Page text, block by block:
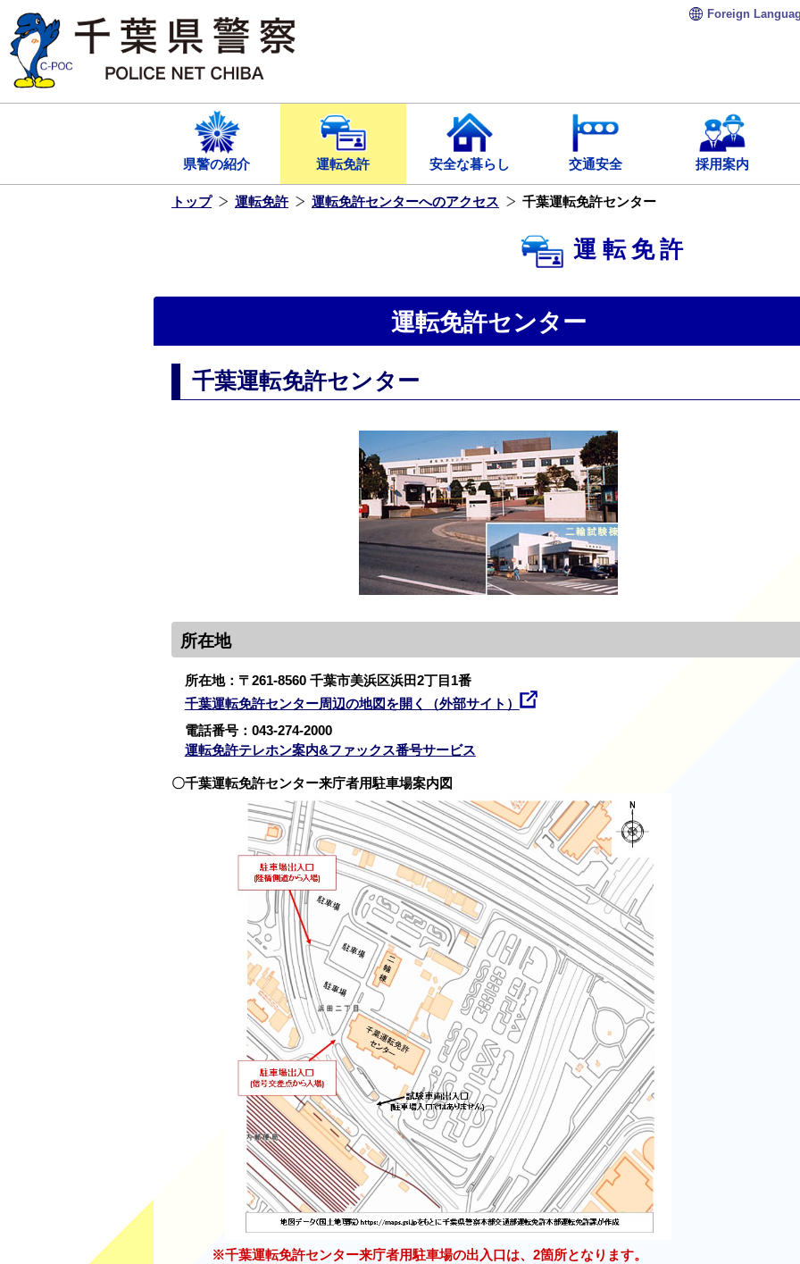
ス
キ
ま
Foreign
県警の紹介 運転免許 安全な暮らし 交通安全 採用案内
トップ 運転免許 運転免許センターへのアクセス 千葉運転免許センター
運転免許
運転免許センター
千葉運転免許センター
所在地
所在地：〒261-8560 千葉市美浜区浜田2丁目1番
千葉運転免許センター周辺の地図を開く（外部サイト）
電話番号： 043-274-2000
運転免許テレホン案内&ファックス番号サービス
〇千葉運転免許センター来庁者用駐車場案内図
※千葉運転免許センター来庁者用駐車場の出入口は、2箇所となります。